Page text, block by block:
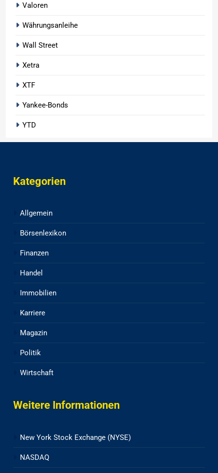
Valoren
Währungsanleihe
Wall Street
Xetra
XTF
Yankee-Bonds
YTD
Kategorien
Allgemein
Börsenlexikon
Finanzen
Handel
Immobilien
Karriere
Magazin
Politik
Wirtschaft
Weitere Informationen
New York Stock Exchange (NYSE)
NASDAQ